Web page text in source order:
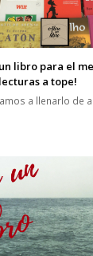
libro para el
a tope!
a llenarlo de